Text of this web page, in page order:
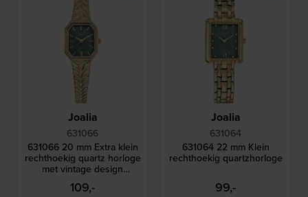
Joalia
631066
631066 20 mm Extra klein
rechthoekig quartz horloge
met vintage design
milanese armband
109,-
Joalia
631064
631064 22 mm Klein
rechthoekig quartzhorloge
99,-